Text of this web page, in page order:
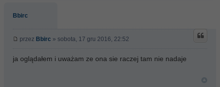
Bbirc
przez Bbirc » sobota, 17 gru 2016, 22:52
ja oglądałem i uważam ze ona sie raczej tam nie nadaje